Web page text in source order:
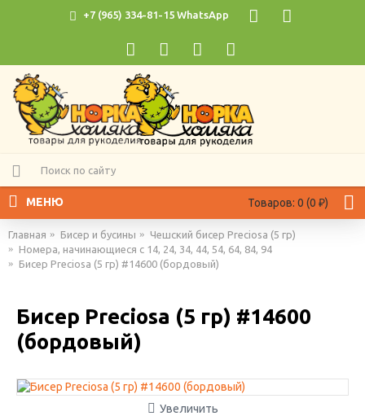
+7 (965) 334-81-15 WhatsApp
Товаров: 0 (0 ₽)
МЕНЮ
Главная Бисер и бусины
Чешский бисер Preciosa (5 гр)
Номера, начинающиеся с 14, 24, 34, 44, 54, 64, 84, 94
Бисер Preciosa (5 гр) #14600 (бордовый)
Бисер Preciosa (5 гр) #14600
(бордовый)
Увеличить